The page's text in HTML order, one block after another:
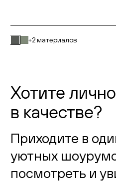
+2 материалов
Хотите
в качестве?
Приходите в
уютных
посмотреть и